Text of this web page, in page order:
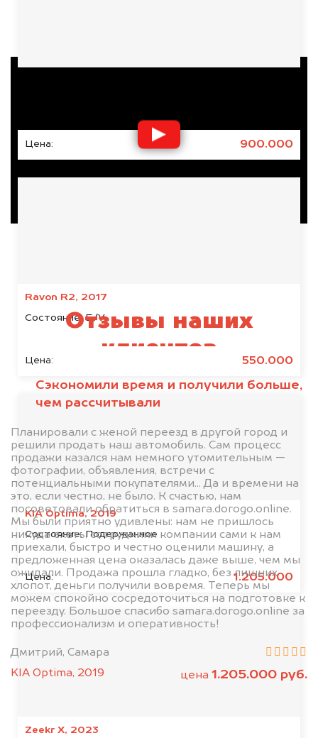
Цена: 900.000
Ravon R2, 2017
Состояние:Б/У
Цена: 550.000
KIA Optima, 2019
Состояние:Подержанное
Цена: 1.205.000
Zeekr X, 2023
Отзывы наших
клиентов
Сэкономили время и получили больше,
чем рассчитывали
Планировали с женой переезд в другой город и
решили продать наш автомобиль. Сам процесс
продажи казался нам немного утомительным —
фотографии, объявления, встречи с
потенциальными покупателями... Да и времени на
это, если честно, не было. К счастью, нам
посоветовали обратиться в samara.dorogo.online.
Мы были приятно удивлены: нам не пришлось
никуда ехать, сотрудники компании сами к нам
приехали, быстро и честно оценили машину, а
предложенная цена оказалась даже выше, чем мы
ожидали. Продажа прошла гладко, без лишних
хлопот, деньги получили вовремя. Теперь мы
можем спокойно сосредоточиться на подготовке к
переезду. Большое спасибо samara.dorogo.online за
профессионализм и оперативность!
Дмитрий, Самара
KIA Optima, 2019
цена 1.205.000 руб.